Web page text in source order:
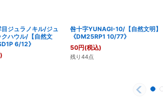
ジュラノキル/ジュ
クハウル/【自然文
6/12》
咎十字YUNAGI-10/【自然文明】
《DM25RP1 10/77》
50円(税込)
残り44点